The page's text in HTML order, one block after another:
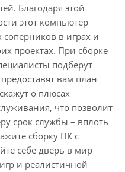
Благодаря этой
этот компьютер
в играх и
проектах. При сборке
подберут
вам план
о плюсах
что позволит
срок службы – вплоть
сборку ПК с
себе дверь в мир
и реалистичной